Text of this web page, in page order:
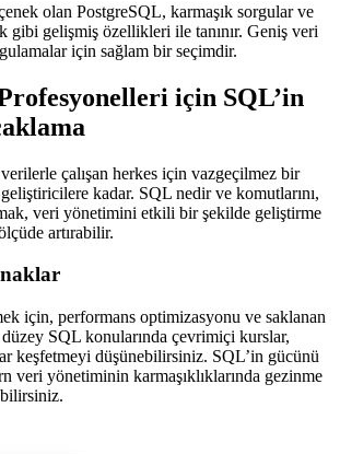
olan PostgreSQL, karmaşık sorgular ve
gibi gelişmiş özellikleri ile tanınır. Geniş veri
için sağlam bir seçimdir.
için SQL’in
çalışan herkes için vazgeçilmez bir
kadar. SQL nedirve komutlarını,
veri yönetimini etkili bir şekilde geliştirme
artırabilir.
için, performans optimizasyonu ve saklanan
SQL konularında çevrimiçi kurslar,
keşfetmeyi düşünebilirsiniz. SQL’in gücünü
veri yönetiminin karmaşıklıklarında gezinme